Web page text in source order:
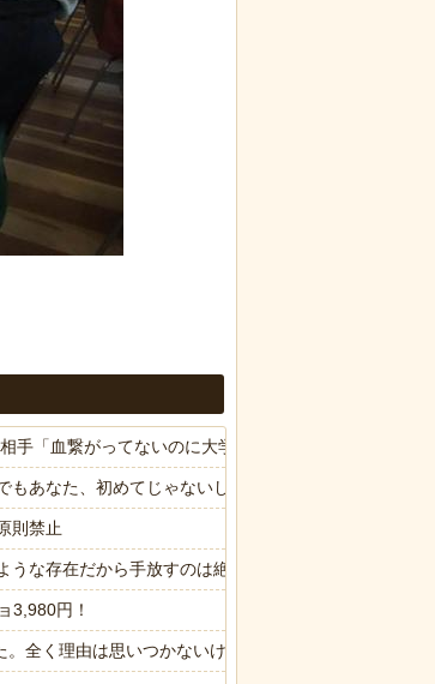
手「血繋がってないのに大学費用出さなきゃいけな
あなた、初めてじゃないしね、うちだけじゃどうし
則禁止
な存在だから手放すのは絶対に考えられない・・・
3,980円！
全く理由は思いつかないけど強いてあげるとすれば